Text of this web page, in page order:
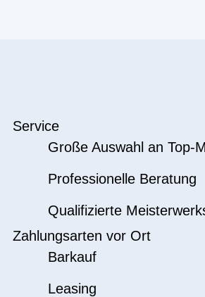
Service
Große Auswahl an Top-
Professionelle Beratung
Qualifizierte
Zahlungsarten vor Ort
Barkauf
Leasing